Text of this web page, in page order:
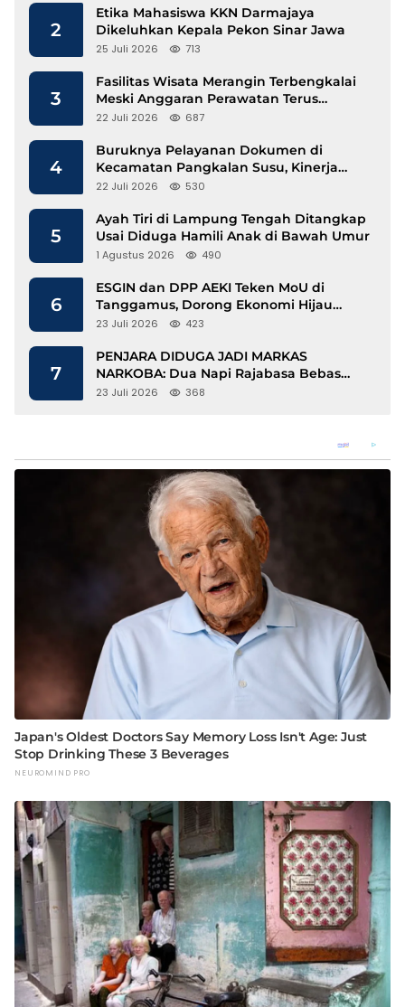
2
Etika Mahasiswa KKN Darmajaya
Dikeluhkan Kepala Pekon Sinar Jawa
25 Juli 2026 713
3
Fasilitas Wisata Merangin Terbengkalai
Meski Anggaran Perawatan Terus
Mengalir
22 Juli 2026 687
4
Buruknya Pelayanan Dokumen di
Kecamatan Pangkalan Susu, Kinerja
Disdukcapil Langkat Disorot
22 Juli 2026 530
5
Ayah Tiri di Lampung Tengah Ditangkap
Usai Diduga Hamili Anak di Bawah Umur
1 Agustus 2026 490
6
ESGIN dan DPP AEKI Teken MoU di
Tanggamus, Dorong Ekonomi Hijau
Berbasis Kopi dan Perdagangan Karbon
23 Juli 2026 423
7
PENJARA DIDUGA JADI MARKAS
NARKOBA: Dua Napi Rajabasa Bebas
Gunakan HP, Muncul Dugaan
23 Juli 2026 368